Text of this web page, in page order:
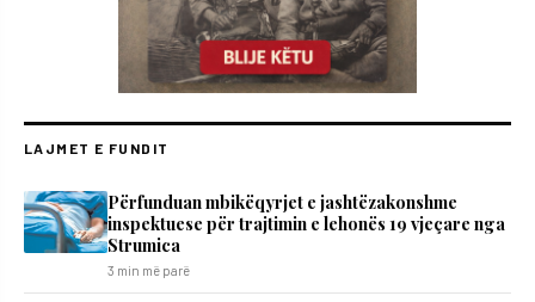
LAJMET E FUNDIT
Përfunduan mbikëqyrjet e jashtëzakonshme
inspektuese për trajtimin e lehonës 19 vjeçare nga
Strumica
3 min më parë